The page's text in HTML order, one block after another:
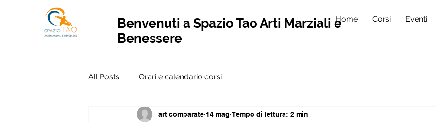
Benvenuti a Spazio Tao Arti Marziali e
Benessere
Home Corsi Eventi
All Posts Orari e calendario corsi
articomparate 14 mag Tempo di lettura: 2 min